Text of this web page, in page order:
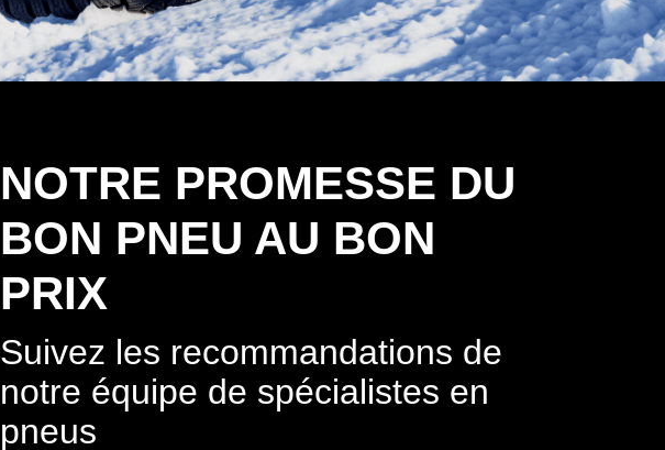
NOTRE PROMESSE DU
BON PNEU AU BON
PRIX
Suivez les recommandations de
notre équipe de spécialistes en
pneus